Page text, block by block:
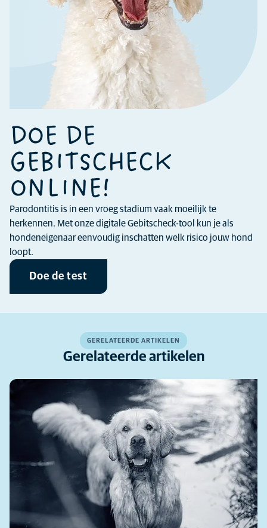
DOE DE
GEBITSCHECK
ONLINE!
Parodontitis is in een vroeg stadium vaak moeilijk te
herkennen. Met onze digitale Gebitscheck-tool kun je als
hondeneigenaar eenvoudig inschatten welk risico jouw hond
loopt.
Doe de test
GERELATEERDE ARTIKELEN
Gerelateerde artikelen